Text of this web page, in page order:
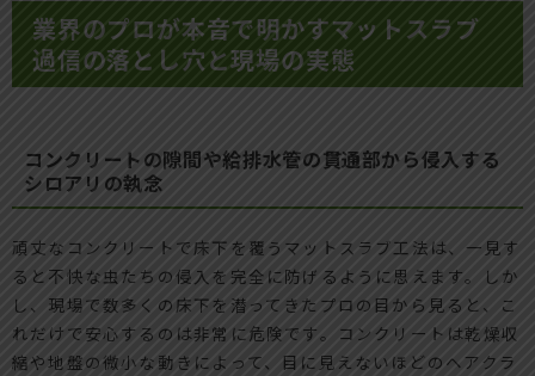
業界のプロが本音で明かすマットスラブ
過信の落とし穴と現場の実態
コンクリートの隙間や給排水管の貫通部から侵入する
シロアリの執念
頑丈なコンクリートで床下を覆うマットスラブ工法は、一見す
ると不快な虫たちの侵入を完全に防げるように思えます。しか
し、現場で数多くの床下を潜ってきたプロの目から見ると、こ
れだけで安心するのは非常に危険です。コンクリートは乾燥収
縮や地盤の微小な動きによって、目に見えないほどのヘアクラ